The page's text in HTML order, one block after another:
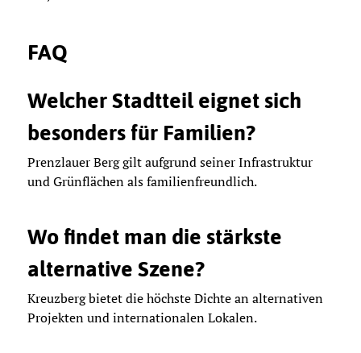
FAQ
Welcher Stadtteil eignet sich
besonders für Familien?
Prenzlauer Berg gilt aufgrund seiner Infrastruktur
und Grünflächen als familienfreundlich.
Wo findet man die stärkste
alternative Szene?
Kreuzberg bietet die höchste Dichte an alternativen
Projekten und internationalen Lokalen.